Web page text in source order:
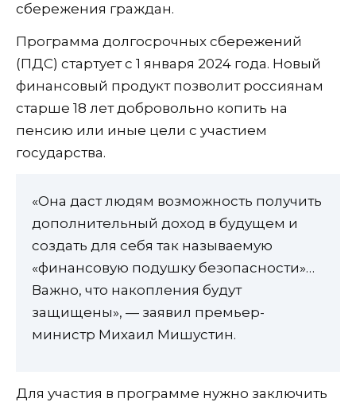
сбережения граждан.
Программа долгосрочных сбережений
(ПДС) стартует с 1 января 2024 года. Новый
финансовый продукт позволит россиянам
старше 18 лет добровольно копить на
пенсию или иные цели с участием
государства.
«Она даст людям возможность получить
дополнительный доход в будущем и
создать для себя так называемую
«финансовую подушку безопасности»…
Важно, что накопления будут
защищены», — заявил премьер-
министр Михаил Мишустин.
Для участия в программе нужно заключить